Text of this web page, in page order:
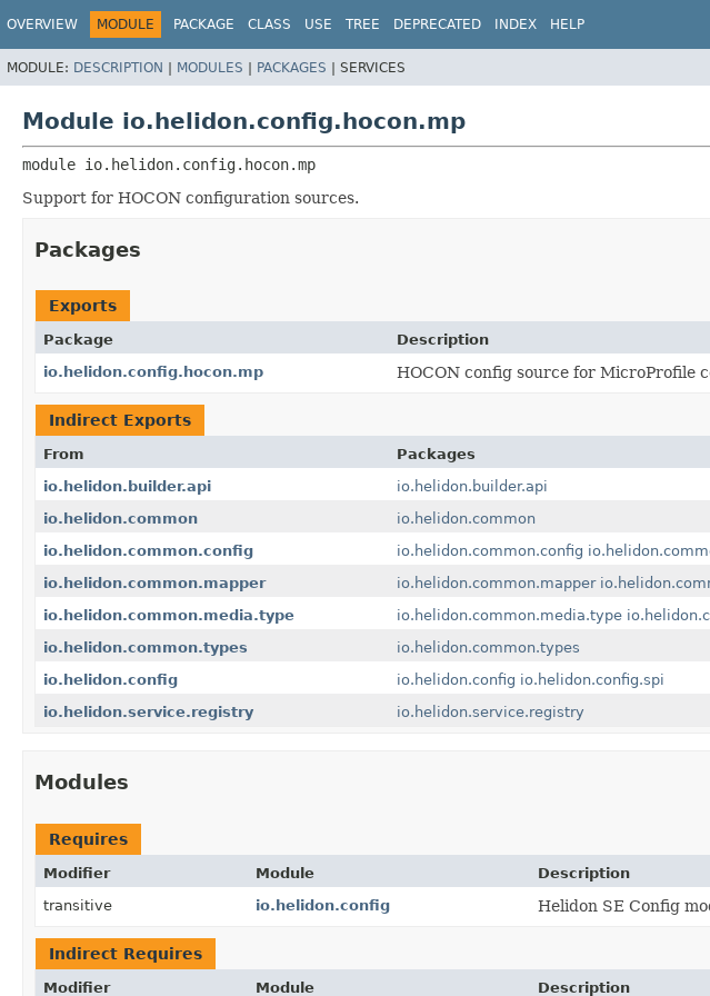
OVERVIEW MODULE PACKAGE CLASS USE TREE DEPRECATED INDEX HELP
MODULE: DESCRIPTION | MODULES | PACKAGES | SERVICES
Module io.helidon.config.hocon.mp
module io.helidon.config.hocon.mp
Support for HOCON configuration sources.
Packages
Exports
Package
Description
io.helidon.config.hocon.mp
HOCON config source for MicroProfile
Indirect Exports
From
Packages
io.helidon.builder.api
io.helidon.builder.api
io.helidon.common
io.helidon.common
io.helidon.common.config
io.helidon.common.config
io.helidon.common.mapper
io.helidon.common.mapper
io.helidon.common.media.type
io.helidon.common.media.type
io.helidon.common.types
io.helidon.common.types
io.helidon.config
io.helidon.config io.helidon.config.spi
io.helidon.service.registry
io.helidon.service.registry
Modules
Requires
Modifier Module
Description
transitive
io.helidon.config Helidon SE Config
Indirect Requires
Modifier Module Description